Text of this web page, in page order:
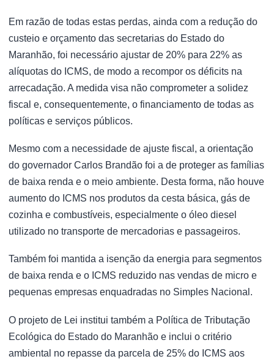
Em razão de todas estas perdas, ainda com a redução do
custeio e orçamento das secretarias do Estado do
Maranhão, foi necessário ajustar de 20% para 22% as
alíquotas do ICMS, de modo a recompor os déficits na
arrecadação. A medida visa não comprometer a solidez
fiscal e, consequentemente, o financiamento de todas as
políticas e serviços públicos.
Mesmo com a necessidade de ajuste fiscal, a orientação
do governador Carlos Brandão foi a de proteger as famílias
de baixa renda e o meio ambiente. Desta forma, não houve
aumento do ICMS nos produtos da cesta básica, gás de
cozinha e combustíveis, especialmente o óleo diesel
utilizado no transporte de mercadorias e passageiros.
Também foi mantida a isenção da energia para segmentos
de baixa renda e o ICMS reduzido nas vendas de micro e
pequenas empresas enquadradas no Simples Nacional.
O projeto de Lei institui também a Política de Tributação
Ecológica do Estado do Maranhão e inclui o critério
ambiental no repasse da parcela de 25% do ICMS aos